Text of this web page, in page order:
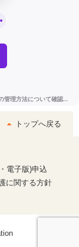
トップへ戻る
電子版)申込
に関する方針